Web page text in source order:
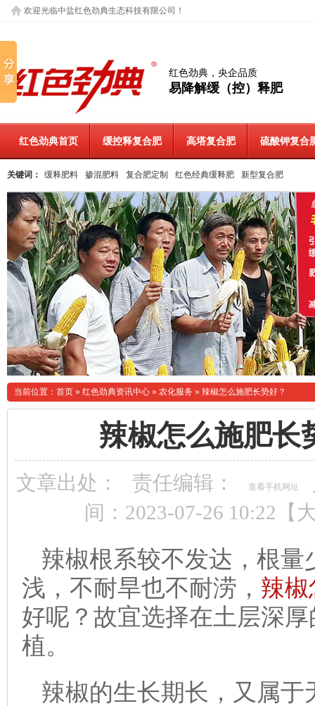
欢迎光临中盐红色劲典生态科技有限公司！
红色劲典，央企品质
易降解缓（控）释肥
红色劲典首页 缓控释复合肥 高塔复合肥 硫酸钾复合
关键词： 缓释肥料 掺混肥料 复合肥定制 红色经典缓释肥 新型复合肥
当前位置： 首页 » 红色劲典资讯中心 » 农化服务 » 辣椒怎么施肥长势好？
辣椒怎么施肥长
文章出处： 责任编辑： 查看手机网址
间：2023-07-26 10:22【
辣椒根系较不发达，根量
浅，不耐旱也不耐涝， 辣椒
好呢？ 故宜选择在土层深
植。
辣椒的生长期长，又属于